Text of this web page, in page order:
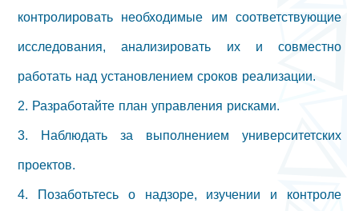
контролировать необходимые им соответствующие
исследования, анализировать их и совместно
работать над установлением сроков реализации.
2. Разработайте план управления рисками.
3. Наблюдать за выполнением университетских
проектов.
4. Позаботьтесь о надзоре, изучении и контроле